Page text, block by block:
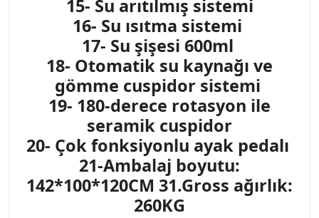
15- Su arıtılmış sistemi
16- Su ısıtma sistemi
17- Su şişesi 600ml
18- Otomatik su kaynağı ve
gömme cuspidor sistemi
19- 180-derece rotasyon ile
seramik cuspidor
20- Çok fonksiyonlu ayak pedalı
21-Ambalaj boyutu:
142*100*120CM 31.Gross ağırlık:
260KG